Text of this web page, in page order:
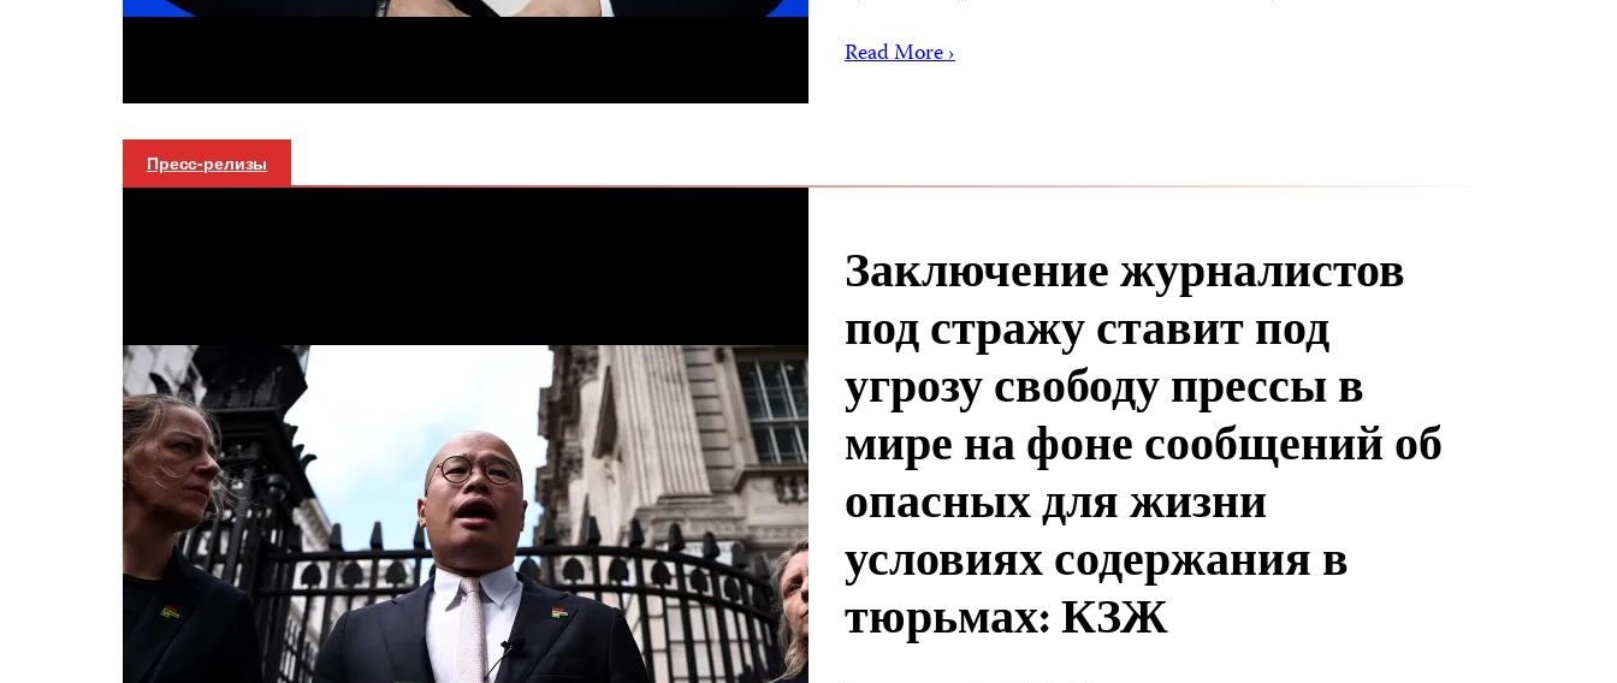
Read More ›
Пресс-релизы
Заключение журналистов
под стражу ставит под
угрозу свободу прессы в
мире на фоне сообщений об
опасных для жизни
условиях содержания в
тюрьмах: КЗЖ